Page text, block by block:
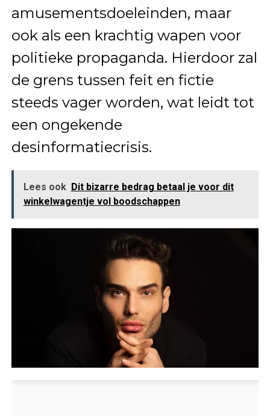
amusementsdoeleinden, maar
ook als een krachtig wapen voor
politieke propaganda. Hierdoor zal
de grens tussen feit en fictie
steeds vager worden, wat leidt tot
een ongekende
desinformatiecrisis.
Lees ook Dit bizarre bedrag betaal je voor dit
winkelwagentje vol boodschappen